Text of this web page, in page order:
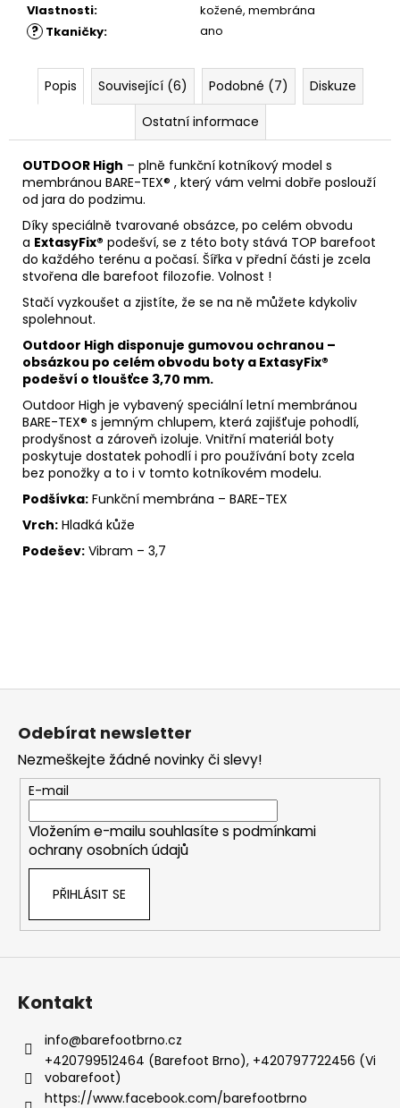
Vlastnosti: kožené, membrána
? Tkaničky: ano
Popis Související (6) Podobné (7)
Diskuze
Ostatní informace
OUTDOOR High – plně funkční kotníkový model s
membránou BARE-TEX® , který vám velmi dobře poslouží
od jara do podzimu.
Díky speciálně tvarované obsázce, po celém obvodu
a ExtasyFix® podešví, se z této boty stává TOP barefoot
do každého terénu a počasí. Šířka v přední části je zcela
stvořena dle barefoot filozofie. Volnost !
Stačí vyzkoušet a zjistíte, že se na ně můžete kdykoliv
spolehnout.
Outdoor High disponuje gumovou ochranou –
obsázkou po celém obvodu boty a ExtasyFix®
podešví o tloušťce 3,70 mm.
Outdoor High je vybavený speciální letní membránou
BARE-TEX® s jemným chlupem, která zajišťuje pohodlí,
prodyšnost a zároveň izoluje. Vnitřní materiál boty
poskytuje dostatek pohodlí i pro používání boty zcela
bez ponožky a to i v tomto kotníkovém modelu.
Podšívka: Funkční membrána – BARE-TEX
Vrch: Hladká kůže
Podešev: Vibram – 3,7
VLOŽKY
BAREFOOT
PAMĚŤOVOU
PĚNOU
Z
Odebírat newsletter
Nezmeškejte žádné novinky či slevy!
E-mail
Vložením e-mailu souhlasíte s podmínkami
ochrany osobních údajů
PŘIHLÁSIT SE
Kontakt
info@barefootbrno.cz
+420799512464 (Barefoot Brno), +420797722456 (Vi
vobarefoot)
https://www.facebook.com/barefootbrno